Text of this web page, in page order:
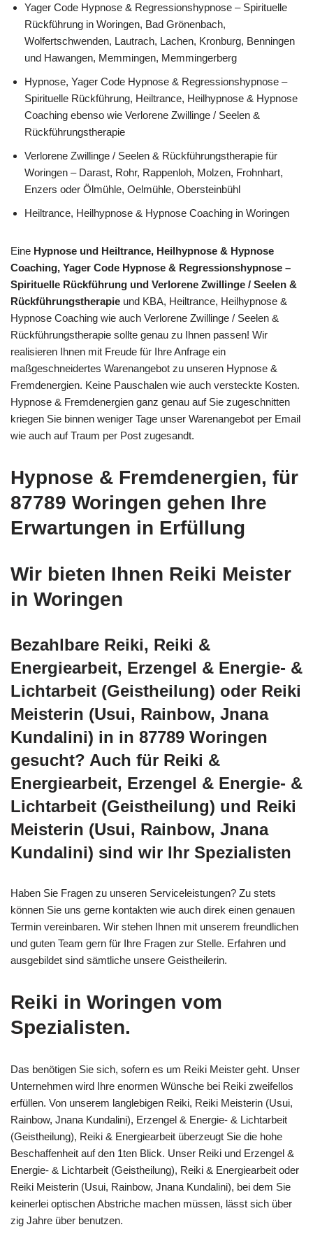
Yager Code Hypnose & Regressionshypnose – Spirituelle
Rückführung in Woringen, Bad Grönenbach,
Wolfertschwenden, Lautrach, Lachen, Kronburg, Benningen
und Hawangen, Memmingen, Memmingerberg
Hypnose, Yager Code Hypnose & Regressionshypnose –
Spirituelle Rückführung, Heiltrance, Heilhypnose & Hypnose
Coaching ebenso wie Verlorene Zwillinge / Seelen &
Rückführungstherapie
Verlorene Zwillinge / Seelen & Rückführungstherapie für
Woringen – Darast, Rohr, Rappenloh, Molzen, Frohnhart,
Enzers oder Ölmühle, Oelmühle, Obersteinbühl
Heiltrance, Heilhypnose & Hypnose Coaching in Woringen
Eine Hypnose und Heiltrance, Heilhypnose & Hypnose
Coaching, Yager Code Hypnose & Regressionshypnose –
Spirituelle Rückführung und Verlorene Zwillinge / Seelen &
Rückführungstherapie und KBA, Heiltrance, Heilhypnose &
Hypnose Coaching wie auch Verlorene Zwillinge / Seelen &
Rückführungstherapie sollte genau zu Ihnen passen! Wir
realisieren Ihnen mit Freude für Ihre Anfrage ein
maßgeschneidertes Warenangebot zu unseren Hypnose &
Fremdenergien. Keine Pauschalen wie auch versteckte Kosten.
Hypnose & Fremdenergien ganz genau auf Sie zugeschnitten
kriegen Sie binnen weniger Tage unser Warenangebot per Email
wie auch auf Traum per Post zugesandt.
Hypnose & Fremdenergien, für
87789 Woringen gehen Ihre
Erwartungen in Erfüllung
Wir bieten Ihnen Reiki Meister
in Woringen
Bezahlbare Reiki, Reiki &
Energiearbeit, Erzengel & Energie- &
Lichtarbeit (Geistheilung) oder Reiki
Meisterin (Usui, Rainbow, Jnana
Kundalini) in in 87789 Woringen
gesucht? Auch für Reiki &
Energiearbeit, Erzengel & Energie- &
Lichtarbeit (Geistheilung) und Reiki
Meisterin (Usui, Rainbow, Jnana
Kundalini) sind wir Ihr Spezialisten
Haben Sie Fragen zu unseren Serviceleistungen? Zu stets
können Sie uns gerne kontakten wie auch direk einen genauen
Termin vereinbaren. Wir stehen Ihnen mit unserem freundlichen
und guten Team gern für Ihre Fragen zur Stelle. Erfahren und
ausgebildet sind sämtliche unsere Geistheilerin.
Reiki in Woringen vom
Spezialisten.
Das benötigen Sie sich, sofern es um Reiki Meister geht. Unser
Unternehmen wird Ihre enormen Wünsche bei Reiki zweifellos
erfüllen. Von unserem langlebigen Reiki, Reiki Meisterin (Usui,
Rainbow, Jnana Kundalini), Erzengel & Energie- & Lichtarbeit
(Geistheilung), Reiki & Energiearbeit überzeugt Sie die hohe
Beschaffenheit auf den 1ten Blick. Unser Reiki und Erzengel &
Energie- & Lichtarbeit (Geistheilung), Reiki & Energiearbeit oder
Reiki Meisterin (Usui, Rainbow, Jnana Kundalini), bei dem Sie
keinerlei optischen Abstriche machen müssen, lässt sich über
zig Jahre über benutzen.